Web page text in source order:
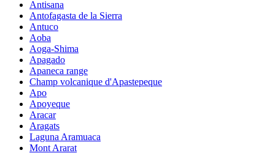
Antisana
Antofagasta de la Sierra
Antuco
Aoba
Aoga-Shima
Apagado
Apaneca range
Champ volcanique d'Apastepeque
Apo
Apoyeque
Aracar
Aragats
Laguna Aramuaca
Mont Ararat